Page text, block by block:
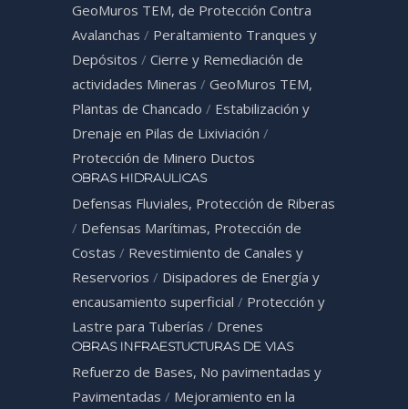
GeoMuros TEM, de Protección Contra
Avalanchas / Peraltamiento Tranques y
Depósitos / Cierre y Remediación de
actividades Mineras / GeoMuros TEM,
Plantas de Chancado / Estabilización y
Drenaje en Pilas de Lixiviación /
Protección de Minero Ductos
OBRAS HIDRAULICAS
Defensas Fluviales, Protección de Riberas
/ Defensas Marítimas, Protección de
Costas / Revestimiento de Canales y
Reservorios / Disipadores de Energía y
encausamiento superficial / Protección y
Lastre para Tuberías / Drenes
OBRAS INFRAESTUCTURAS DE VIAS
Refuerzo de Bases, No pavimentadas y
Pavimentadas / Mejoramiento en la